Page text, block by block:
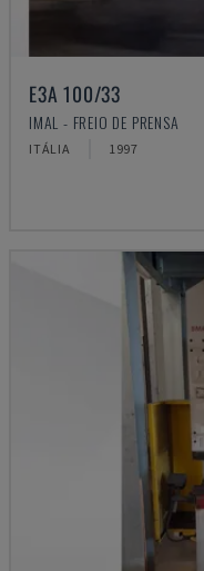
E3A 100/33
IMAL - FREIO DE PRENSA
ITÁLIA 1997